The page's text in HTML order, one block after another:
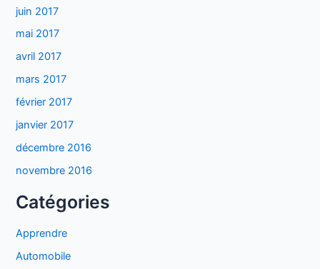
juin 2017
mai 2017
avril 2017
mars 2017
février 2017
janvier 2017
décembre 2016
novembre 2016
Catégories
Apprendre
Automobile